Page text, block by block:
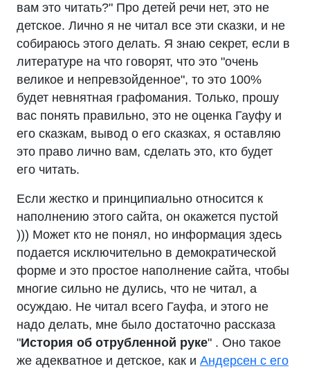
вам это читать?" Про детей речи нет, это не
детское. Лично я не читал все эти сказки, и не
собираюсь этого делать. Я знаю секрет, если в
литературе на что говорят, что это "очень
великое и непревзойденное", то это 100%
будет невнятная графомания. Только, прошу
вас понять правильно, это не оценка Гауфу и
его сказкам, вывод о его сказках, я оставляю
это право лично вам, сделать это, кто будет
его читать.
Если жестко и принципиально относится к
наполнению этого сайта, он окажется пустой
))) Может кто не понял, но информация здесь
подается исключительно в демократической
форме и это простое наполнение сайта, чтобы
многие сильно не дулись, что не читал, а
осуждаю. Не читал всего Гауфа, и этого не
надо делать, мне было достаточно рассказа
"История об отрубленной руке" . Оно такое
же адекватное и детское, как и Андерсен с его